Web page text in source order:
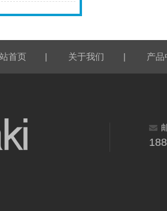
首页 | 关于我们 | 产品